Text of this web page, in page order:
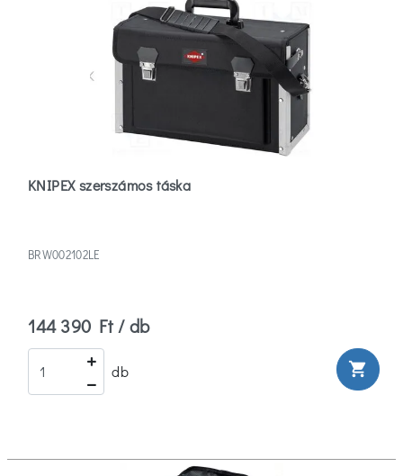
Cimco
Curver
Típus
Kiegészítő
KNIPEX szerszámos táska
BRW002102LE
144 390 Ft / db
db shopping_cart